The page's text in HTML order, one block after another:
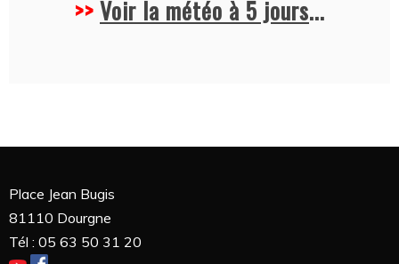
>>Voir la météo à 5 jours...
Place Jean Bugis
81110 Dourgne
Tél : 05 63 50 31 20